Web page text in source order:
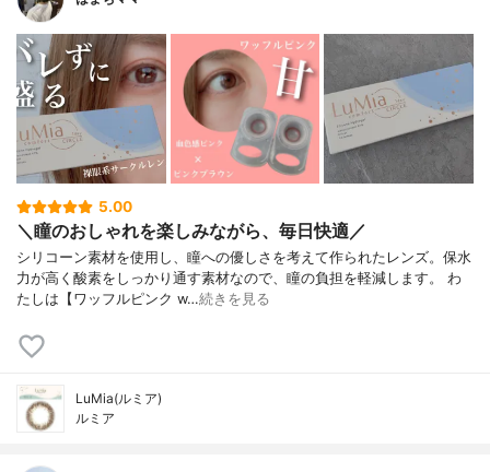
5.00
＼瞳のおしゃれを楽しみながら、毎日快適／
シリコーン素材を使用し、瞳への優しさを考えて作られたレンズ。保水
力が高く酸素をしっかり通す素材なので、瞳の負担を軽減します。 わ
たしは【ワッフルピンク w…続きを見る
LuMia(ルミア)
ルミア